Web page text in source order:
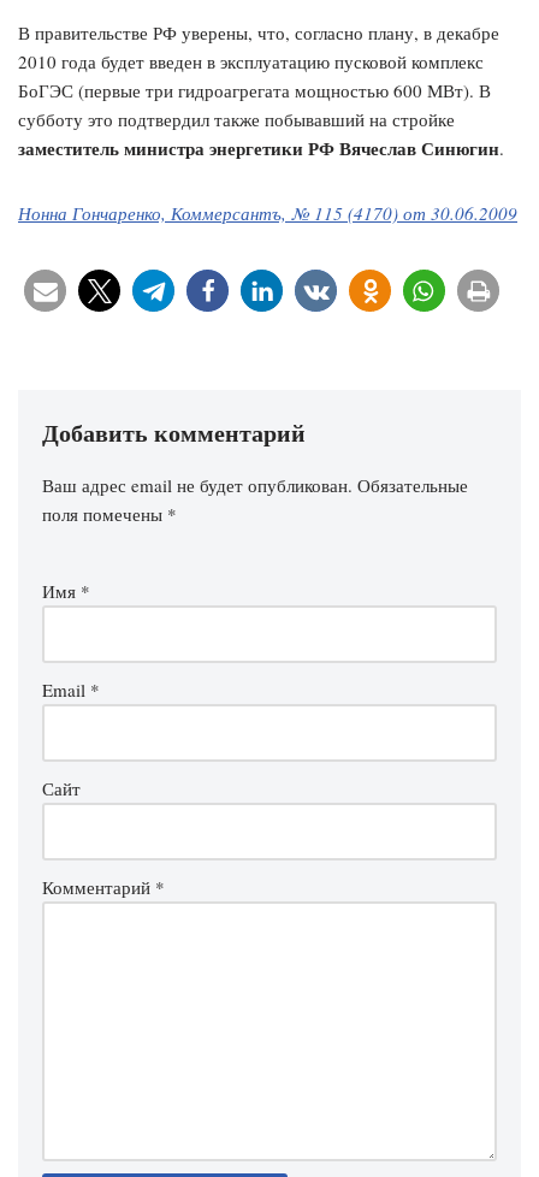
В правительстве РФ уверены, что, согласно плану, в декабре
2010 года будет введен в эксплуатацию пусковой комплекс
БоГЭС (первые три гидроагрегата мощностью 600 МВт). В
субботу это подтвердил также побывавший на стройке
заместитель министра энергетики РФ Вячеслав Синюгин.
Нонна Гончаренко, Коммерсантъ, № 115 (4170) от 30.06.2009
Добавить комментарий
Ваш адрес email не будет опубликован. Обязательные
поля помечены *
Имя *
Email *
Сайт
Комментарий *